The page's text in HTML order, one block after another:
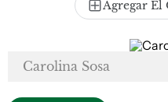
Agregar El
Carolina Sosa